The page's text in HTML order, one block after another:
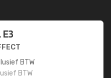
E3
BTW
BTW